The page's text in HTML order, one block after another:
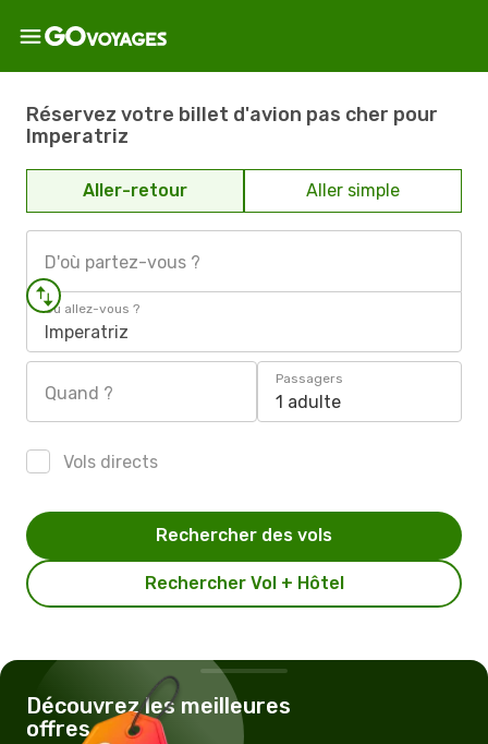
Réservez votre billet d'avion pas cher pour
Imperatriz
Aller-retour Aller simple
D'où partez-vous ?
Où allez-vous ?
Imperatriz
Quand ?
Passagers
1 adulte
Vols directs
Rechercher Vol + Hôtel
Rechercher des vols
Découvrez les meilleures
offres